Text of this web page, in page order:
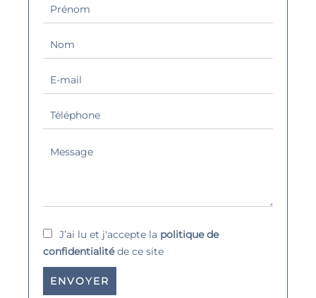
J’ai lu et j'accepte la politique de
confidentialitéde ce site
ENVOYER